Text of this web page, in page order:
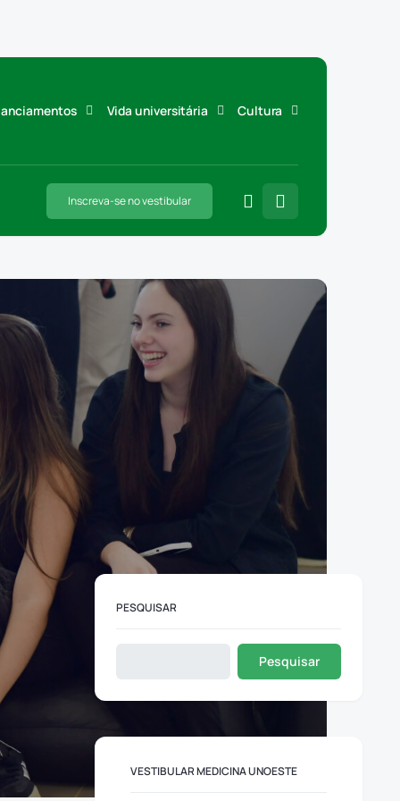
Vida universitária Cultura
Inscreva-se no vestibular
PESQUISAR
Pesquisar
VESTIBULAR MEDICINA UNOESTE